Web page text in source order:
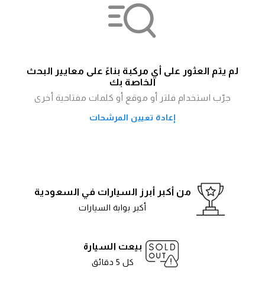
لم يتم العثور على أي مركبة بناءً على معايير البحث
الخاصة بك
جرّب استخدام فلتر أو موقع أو كلمات مفتاحية أخرى
إعادة تعيين المرشحات
من أكبر أبرز السيارات في السعودية
أكبر بوابة السيارات
بيعت السيارة
كل 5 دقائق